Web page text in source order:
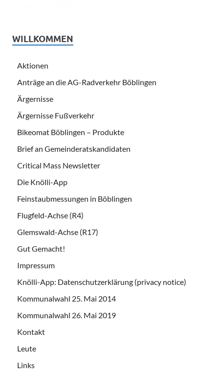
WILLKOMMEN
Aktionen
Anträge an die AG-Radverkehr Böblingen
Ärgernisse
Ärgernisse Fußverkehr
Bikeomat Böblingen – Produkte
Brief an Gemeinderatskandidaten
Critical Mass Newsletter
Die Knölli-App
Feinstaubmessungen in Böblingen
Flugfeld-Achse (R4)
Glemswald-Achse (R17)
Gut Gemacht!
Impressum
Knölli-App: Datenschutzerklärung (privacy notice)
Kommunalwahl 25. Mai 2014
Kommunalwahl 26. Mai 2019
Kontakt
Leute
Links